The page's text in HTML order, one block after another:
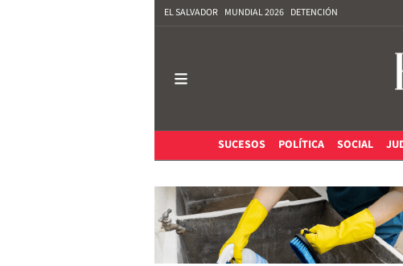
EL SALVADOR MUNDIAL 2026 DETENCIÓN
SUCESOS
POLÍTICA SOCIAL